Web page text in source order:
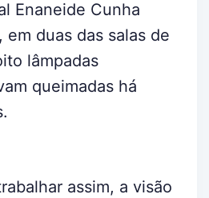
Enaneide Cunha
em duas das salas de
lâmpadas
queimadas há
assim, a visão